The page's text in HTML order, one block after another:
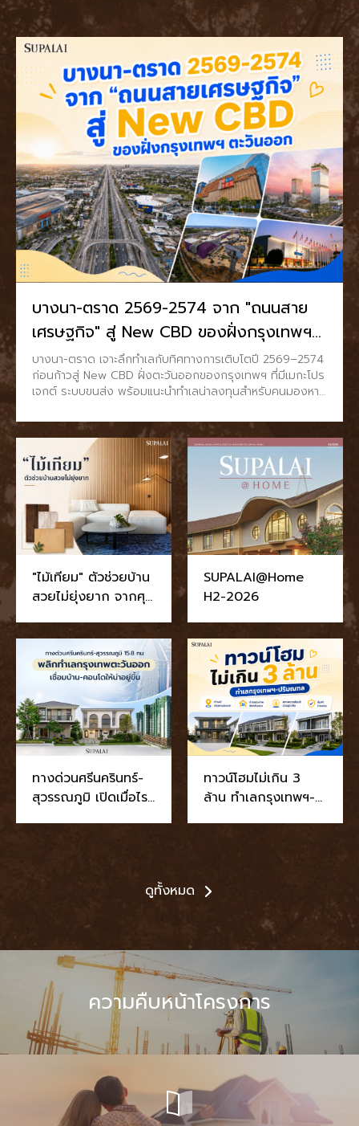
บางนา-ตราด 2569-2574 จาก "ถนนสาย
เศรษฐกิจ" สู่ New CBD ของฝั่งกรุงเทพฯ
ตะวันออก
บางนา-ตราด เจาะลึกทำเลกับทิศทางการเติบโตปี 2569–2574
ก่อนก้าวสู่ New CBD ฝั่งตะวันออกของกรุงเทพฯ ที่มีเมกะโปร
เจกต์ ระบบขนส่ง พร้อมแนะนำทำเลน่าลงทุนสำหรับคนมองหา
"ไม้เทียม" ตัวช่วยบ้าน
สวยไม่ยุ่งยาก จากศุภ
SUPALAI@Home
H2-2026
ทางด่วนศรีนครินทร์-
สุวรรณภูมิ เปิดเมื่อไร?
ทาวน์โฮมไม่เกิน 3
ล้าน ทำเลกรุงเทพฯ-
ดูทั้งหมด
ความคืบหน้าโครงการ